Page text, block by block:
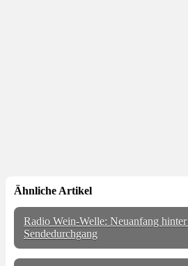
Ähnliche Artikel
Radio Wein-Welle: Neuanfang
Sendedurchgang